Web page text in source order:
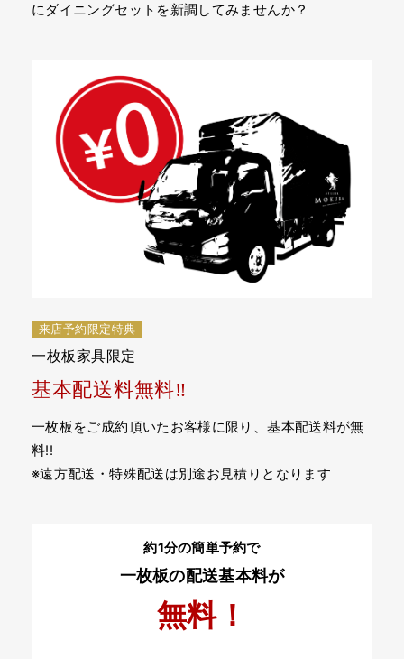
にダイニングセットを新調してみませんか？
来店予約限定特典
一枚板家具限定
基本配送料無料‼
一枚板をご成約頂いたお客様に限り、基本配送料が無
料!!
※遠方配送・特殊配送は別途お見積りとなります
約1分の簡単予約で
一枚板の配送基本料が
無料！